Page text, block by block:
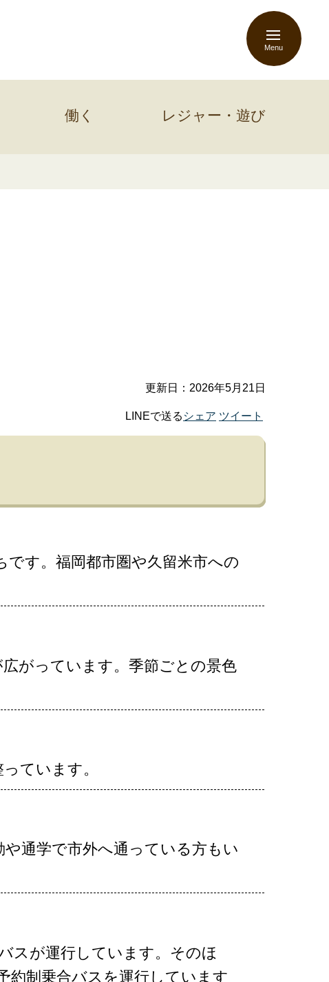
Menu
働く レジャー・遊び
更新日：2026年5月21日
LINEで送る シェア ツイート
す。福岡都市圏や久留米市への
がっています。季節ごとの景色
ています。
通学で市外へ通っている方もい
スが運行しています。そのほ
約制乗合バスを運行しています